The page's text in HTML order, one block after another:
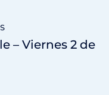
– Viernes 2 de